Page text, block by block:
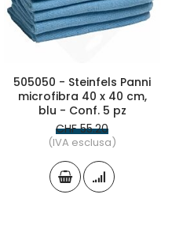
505050 - Steinfels Panni
microfibra 40 x 40 cm,
blu - Conf. 5 pz
CHF 55.20
(IVA esclusa)